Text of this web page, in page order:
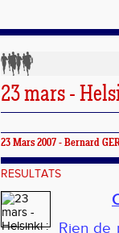
23 mars -
23 Mars 2007 - Bernard
RESULTATS
Rien de